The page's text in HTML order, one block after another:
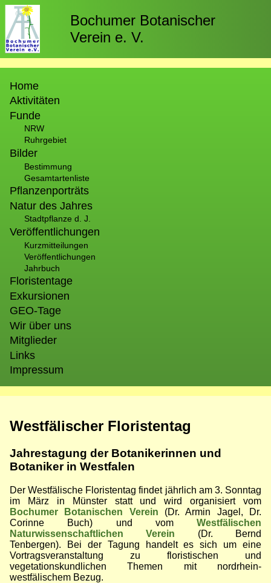
Direkt
zum
Inhalt
Bochumer Botanischer
Verein e. V.
Home
Aktivitäten
Funde
NRW
Ruhrgebiet
Bilder
Bestimmung
Gesamtartenliste
Pflanzenporträts
Natur des Jahres
Stadtpflanze d. J.
Veröffentlichungen
Kurzmitteilungen
Veröffentlichungen
Jahrbuch
Floristentage
Exkursionen
GEO-Tage
Wir über uns
Mitglieder
Links
Impressum
Westfälischer Floristentag
Jahrestagung der Botanikerinnen und
Botaniker in Westfalen
Der Westfälische Floristentag findet jährlich am 3. Sonntag
im März in Münster statt und wird organisiert vom
Bochumer Botanischen Verein (Dr. Armin Jagel, Dr.
Corinne Buch) und vom Westfälischen
Naturwissenschaftlichen Verein (Dr. Bernd
Tenbergen). Bei der Tagung handelt es sich um eine
Vortragsveranstaltung zu floristischen und
vegetationskundlichen Themen mit nordrhein-
westfälischem Bezug.